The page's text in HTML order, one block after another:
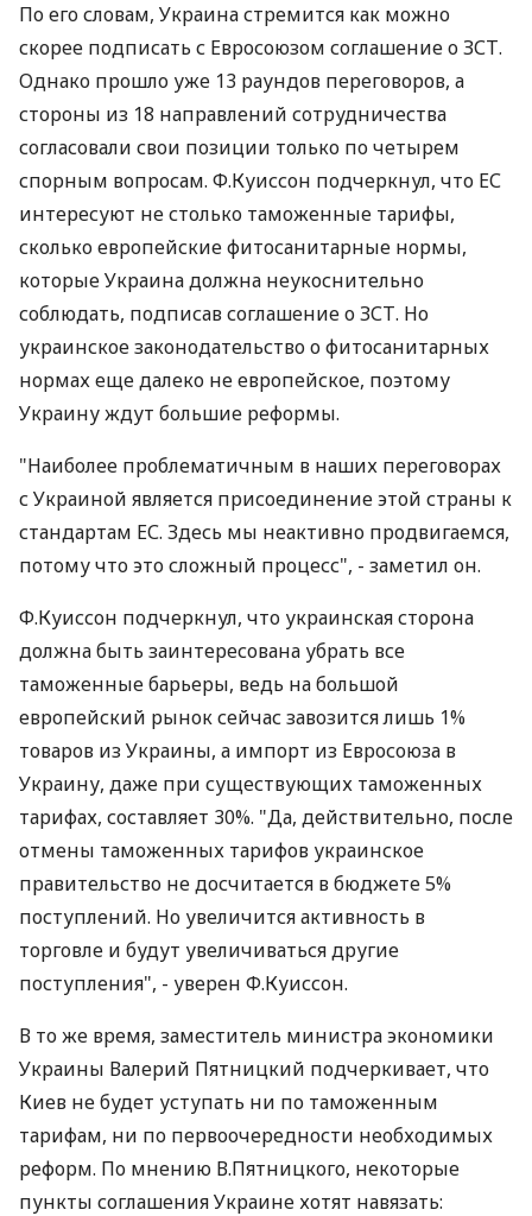
По его словам, Украина стремится как можно
скорее подписать с Евросоюзом соглашение о ЗСТ.
Однако прошло уже 13 раундов переговоров, а
стороны из 18 направлений сотрудничества
согласовали свои позиции только по четырем
спорным вопросам. Ф.Куиссон подчеркнул, что ЕС
интересуют не столько таможенные тарифы,
сколько европейские фитосанитарные нормы,
которые Украина должна неукоснительно
соблюдать, подписав соглашение о ЗСТ. Но
украинское законодательство о фитосанитарных
нормах еще далеко не европейское, поэтому
Украину ждут большие реформы.
"Наиболее проблематичным в наших переговорах
с Украиной является присоединение этой страны к
стандартам ЕС. Здесь мы неактивно продвигаемся,
потому что это сложный процесс", - заметил он.
Ф.Куиссон подчеркнул, что украинская сторона
должна быть заинтересована убрать все
таможенные барьеры, ведь на большой
европейский рынок сейчас завозится лишь 1%
товаров из Украины, а импорт из Евросоюза в
Украину, даже при существующих таможенных
тарифах, составляет 30%. "Да, действительно, после
отмены таможенных тарифов украинское
правительство не досчитается в бюджете 5%
поступлений. Но увеличится активность в
торговле и будут увеличиваться другие
поступления", - уверен Ф.Куиссон.
В то же время, заместитель министра экономики
Украины Валерий Пятницкий подчеркивает, что
Киев не будет уступать ни по таможенным
тарифам, ни по первоочередности необходимых
реформ. По мнению В.Пятницкого, некоторые
пункты соглашения Украине хотят навязать: